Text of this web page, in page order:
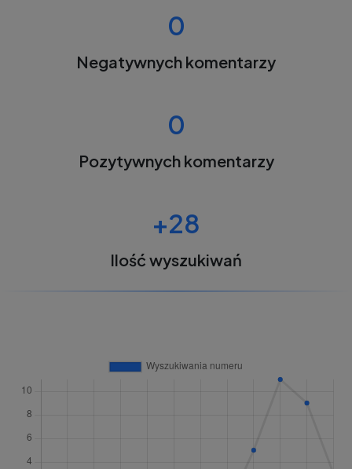
0
Negatywnych komentarzy
0
Pozytywnych komentarzy
+28
Ilość wyszukiwań